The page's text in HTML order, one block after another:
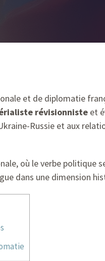
et de diplomatie
révisionniste et
Russie et aux
où le verbe politique
dans une dimension